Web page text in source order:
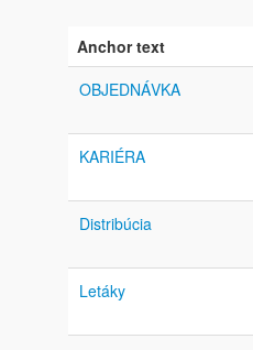
Anchor text
OBJEDNÁVKA
KARIÉRA
Distribúcia
Letáky